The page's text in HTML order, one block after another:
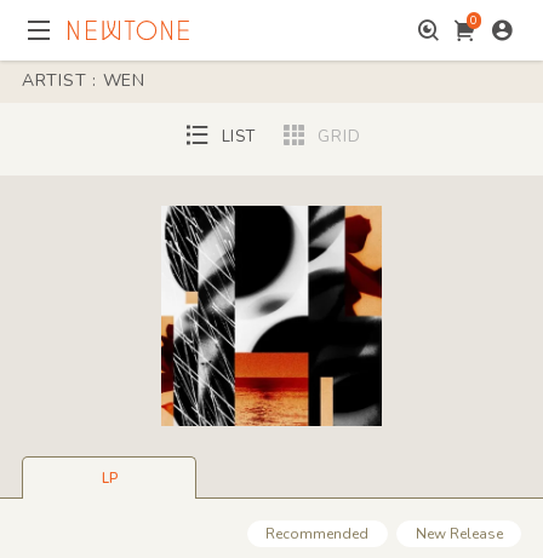
0
ARTIST : WEN
LIST GRID
LP
Recommended New Release